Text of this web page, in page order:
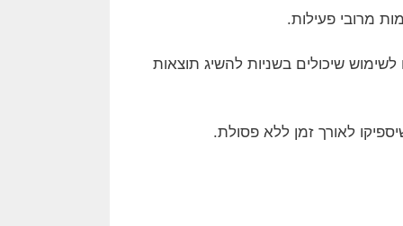
מרובי פעילות.
שיכולים בשניות להשיג תוצאות
לאורך זמן ללא פסולת.